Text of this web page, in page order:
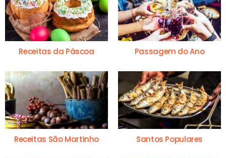
Receitas da Páscoa Passagem do Ano
Receitas São Martinho Santos Populares